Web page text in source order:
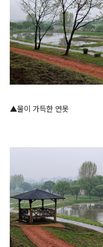
▲물이 가득한 연못